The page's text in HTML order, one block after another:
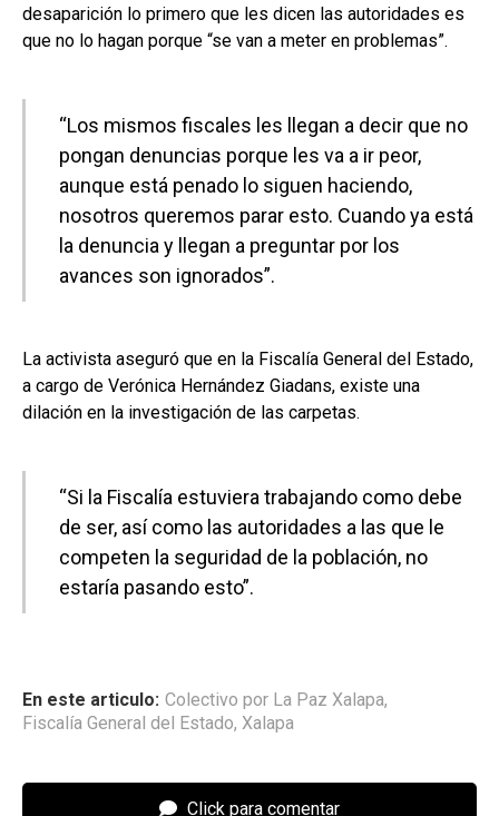
desaparición lo primero que les dicen las autoridades es
que no lo hagan porque “se van a meter en problemas”.
“Los mismos fiscales les llegan a decir que no
pongan denuncias porque les va a ir peor,
aunque está penado lo siguen haciendo,
nosotros queremos parar esto. Cuando ya está
la denuncia y llegan a preguntar por los
avances son ignorados”.
La activista aseguró que en la Fiscalía General del Estado,
a cargo de Verónica Hernández Giadans, existe una
dilación en la investigación de las carpetas.
“Si la Fiscalía estuviera trabajando como debe
de ser, así como las autoridades a las que le
competen la seguridad de la población, no
estaría pasando esto”.
En este articulo: Colectivo por La Paz Xalapa,
Fiscalía General del Estado, Xalapa
Click para comentar